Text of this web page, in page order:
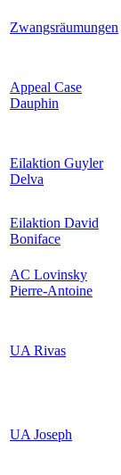
Zwangsräumungen
Appeal Case
Dauphin
Eilaktion Guyler
Delva
Eilaktion David
Boniface
AC Lovinsky
Pierre-Antoine
UA Rivas
UA Joseph